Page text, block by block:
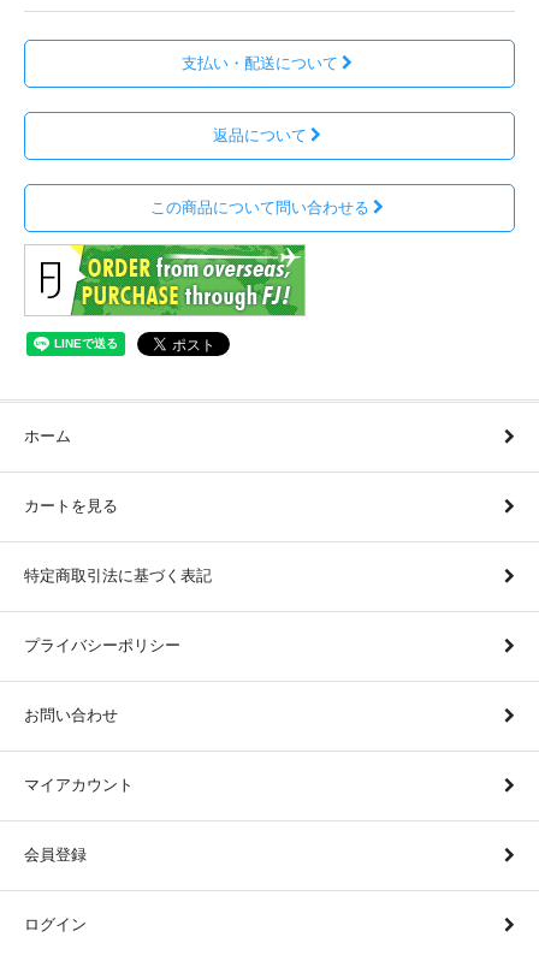
支払い・配送について
返品について
この商品について問い合わせる
ホーム
カートを見る
特定商取引法に基づく表記
プライバシーポリシー
お問い合わせ
マイアカウント
会員登録
ログイン